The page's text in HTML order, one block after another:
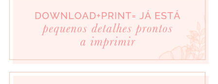
Ainda faltam alguns meses, mas há muita coisa para preparar e o
tempo tem que ser o meu melhor amigo!
O ano já vai ser fantástico e na vossa companhia será ainda mais!
3 de Fevereiro de 2014
ANABELA FERNANDES